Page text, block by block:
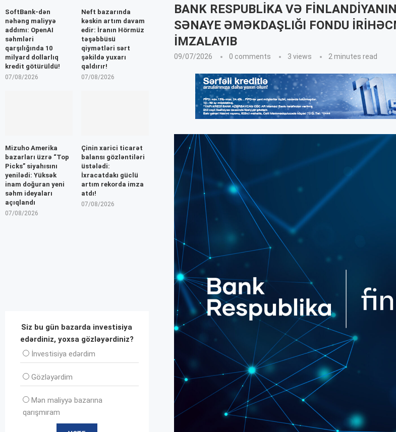
BANK RESPUBLIKA VƏ
SƏNAYE ƏMƏKDAŞLIĞI FONDU
IMZALAYIB
09/07/2026 0 comments 3 views 2 minutes read
SoftBank-dən
nəhəng maliyyə
addımı: OpenAI
səhmləri
qarşılığında 10
milyard dollarlıq
kredit götürüldü!
07/08/2026
Neft bazarında
kəskin artım davam
edir: İranın Hörmüz
təşəbbüsü
qiymətləri sərt
şəkildə yuxarı
qaldırır!
07/08/2026
Mizuho Amerika
bazarları üzrə “Top
Picks” siyahısını
yenilədi: Yüksək
inam doğuran yeni
səhm ideyaları
açıqlandı
07/08/2026
Çinin xarici ticarət
balansı gözləntiləri
üstələdi:
İxracatdakı güclü
artım rekorda imza
atdı!
07/08/2026
Siz bu gün bazarda investisiya
edərdiniz, yoxsa gözləyərdiniz?
İnvеstisiya edərdim
Gözləyərdim
Mən maliyyə bazarına
qarışmıram